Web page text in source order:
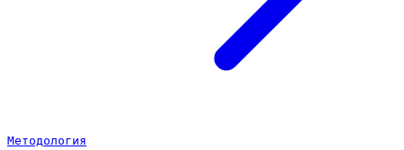
Методология